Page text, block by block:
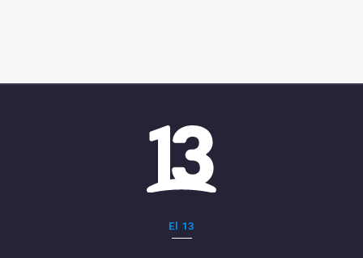
El 13